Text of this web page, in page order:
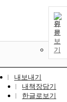
the order of
N30%
CF, N50%
reduction,
N100%
NNF. Fresh and
dry matter
potential of
원
문
보
기
내보내기
내책장담기
한글로보기